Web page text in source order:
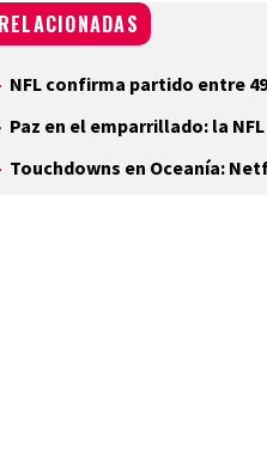
NFL confirma partido entre
Paz en el emparrillado: la
Touchdowns en Oceanía: